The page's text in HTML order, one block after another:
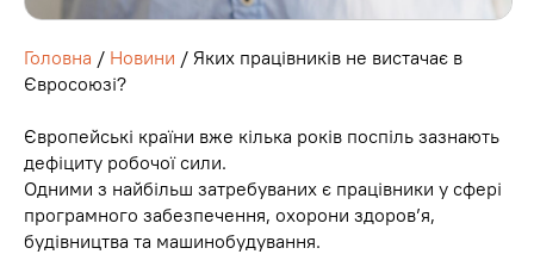
Головна / Новини / Яких працівників не вистачає в
Євросоюзі?
Європейські країни вже кілька років поспіль зазнають
дефіциту робочої сили.
Одними з найбільш затребуваних є працівники у сфері
програмного забезпечення, охорони здоров’я,
будівництва та машинобудування.